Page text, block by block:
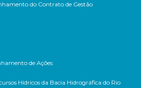
do Contrato de Gestão
de Ações
Hídricos da Bacia Hidrográfica do Rio